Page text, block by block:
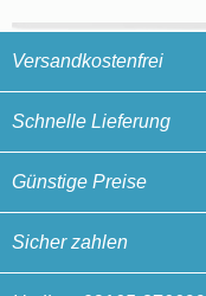
Versandkostenfrei
Schnelle Lieferung
Günstige Preise
Sicher zahlen